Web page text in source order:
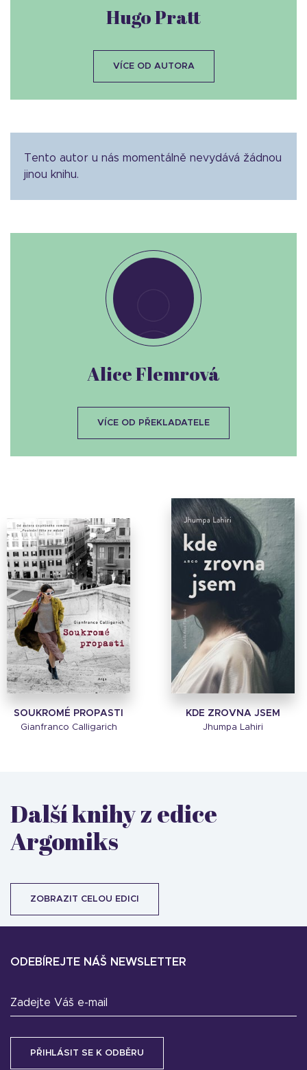
Tento autor u nás momentálně nevydává žádnou
jinou knihu.
Hugo Pratt
VÍCE OD AUTORA
SOUKROMÉ PROPASTI
Gianfranco Calligarich
KDE ZROVNA JSEM
Jhumpa Lahiri
Alice Flemrová
VÍCE OD PŘEKLADATELE
Další knihy z edice
Argomiks
ZOBRAZIT CELOU EDICI
ODEBÍREJTE NÁŠ NEWSLETTER
Zadejte Váš e-mail